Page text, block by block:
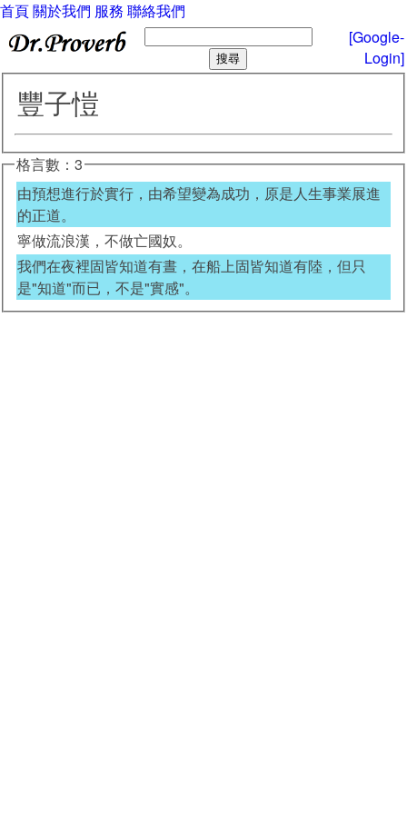
首頁關於我們 服務 聯絡我們
[Google-
Login]
豐子愷
格言數：3
由預想進行於實行，由希望變為成功，原是人生事業展進
的正道。
寧做流浪漢，不做亡國奴。
我們在夜裡固皆知道有晝，在船上固皆知道有陸，但只
是"知道"而已，不是"實感"。